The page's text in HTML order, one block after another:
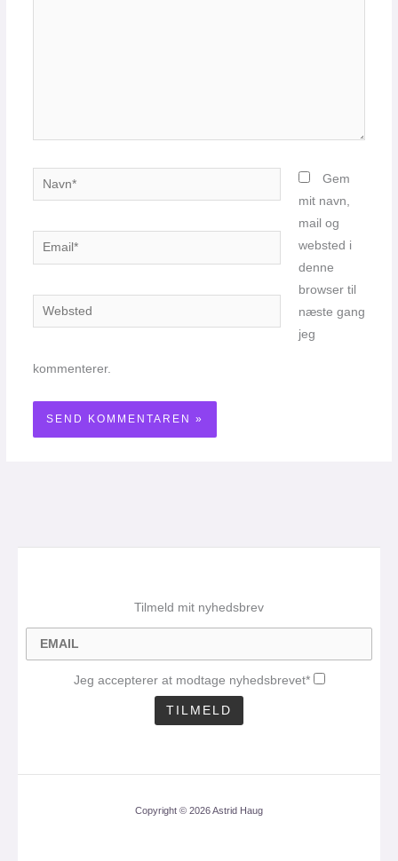
Navn*
Email*
Websted
Gem
mit navn,
mail og
websted i
denne
browser til
næste gang
jeg
kommenterer.
Tilmeld mit nyhedsbrev
Jeg accepterer at modtage nyhedsbrevet*
Copyright © 2026 Astrid Haug